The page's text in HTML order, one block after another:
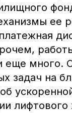
ее
еще много.
задач на
лифтового